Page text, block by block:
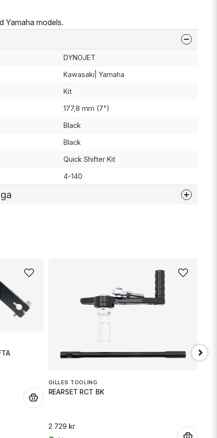
Yamaha models.
DYNOJET
Kawasaki| Yamaha
Kit
177,8 mm (7")
Black
Black
Quick Shifter Kit
4-140
fråga
Skicka fråga
GILLES TOOLING
REARSET RCT BK
2 729 kr